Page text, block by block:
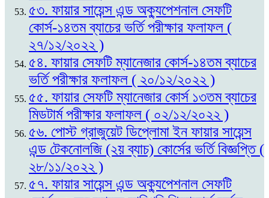
৫৩. ফায়ার সায়েন্স এন্ড অক্যুপেশনাল সেফটি
কোর্স-১৪তম ব্যাচের ভর্তি পরীক্ষার ফলাফল (
২৭/১২/২০২২ )
৫৪. ফায়ার সেফটি ম্যানেজার কোর্স-১৪তম ব্যাচের
ভর্তি পরীক্ষার ফলাফল ( ২০/১২/২০২২ )
৫৫. ফায়ার সেফটি ম্যানেজার কোর্স ১৩তম ব্যাচের
মিডটার্ম পরীক্ষার ফলাফল ( ০২/১২/২০২২ )
৫৬. পোস্ট গ্রাজুয়েট ডিপ্লোমা ইন ফায়ার সায়েন্স
এন্ড টেকনোলজি (২য় ব্যাচ) কোর্সের ভর্তি বিজ্ঞপ্তি (
২৮/১১/২০২২ )
৫৭. ফায়ার সায়েন্স এন্ড অক্যুপেশনাল সেফটি